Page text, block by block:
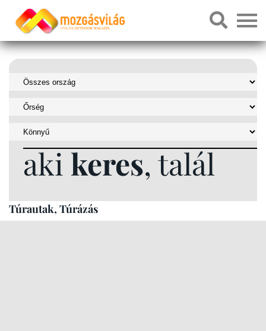
aki keres, talál
Túrautak, Túrázás